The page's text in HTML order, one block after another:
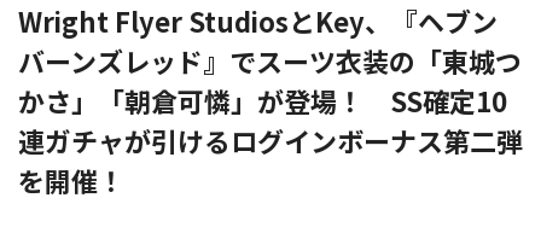
Wright Flyer StudiosとKey、『ヘブン
バーンズレッド』でスーツ衣装の「東城つ
かさ」「朝倉可憐」が登場！ SS確定10
連ガチャが引けるログインボーナス第二弾
を開催！